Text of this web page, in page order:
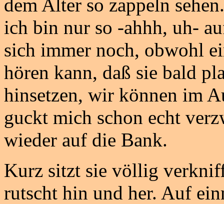
dem Alter so zappeln
ich bin nur so -ahhh, uh-
sich immer noch, obwohl
hören kann, daß sie bald
hinsetzen, wir können im
guckt mich schon echt
wieder auf die Bank.
Kurz sitzt sie völlig
rutscht hin und her. Auf